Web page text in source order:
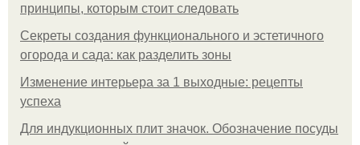
принципы, которым стоит следовать
Секреты создания функционального и эстетичного
огорода и сада: как разделить зоны
Изменение интерьера за 1 выходные: рецепты
успеха
Для индукционных плит значок. Обозначение посуды